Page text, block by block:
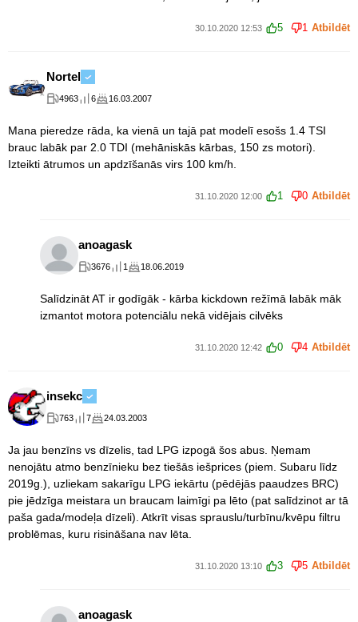
30.10.2020 12:53 5 1 Atbildēt
Nortel
4963 6 16.03.2007
Mana pieredze rāda, ka vienā un tajā pat modelī esošs 1.4 TSI
brauc labāk par 2.0 TDI (mehāniskās kārbas, 150 zs motori).
Izteikti ātrumos un apdzīšanās virs 100 km/h.
31.10.2020 12:00 1 0 Atbildēt
anoagask
3676 1 18.06.2019
Salīdzināt AT ir godīgāk - kārba kickdown režīmā labāk māk
izmantot motora potenciālu nekā vidējais cilvēks
31.10.2020 12:42 0 4 Atbildēt
insekc
763 7 24.03.2003
Ja jau benzīns vs dīzelis, tad LPG izpogā šos abus. Ņemam
nenojātu atmo benzīnieku bez tiešās iešprices (piem. Subaru līdz
2019g.), uzliekam sakarīgu LPG iekārtu (pēdējās paaudzes BRC)
pie jēdzīga meistara un braucam laimīgi pa lēto (pat salīdzinot ar tā
paša gada/modeļa dīzeli). Atkrīt visas sprauslu/turbīnu/kvēpu filtru
problēmas, kuru risināšana nav lēta.
31.10.2020 13:10 3 5 Atbildēt
anoagask